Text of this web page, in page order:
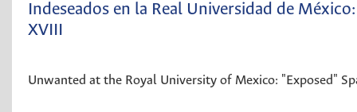
Indeseados en la Real Universidad de
XVIII
Unwanted at the Royal University of Mexico: "Exposed"